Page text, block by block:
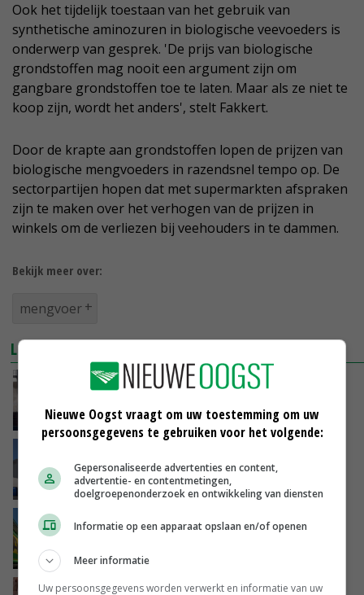
Ook het tijdelijk toestaan van het gebruik van
synthetische aminozuren in biologische veevoeders is
onderwerp van gesprek. 'De prijs van biologische
grondstoffen mag nooit een argument zijn om
gangbare grondstoffen toe te laten. Maar als ze niet te
koop zijn, wordt het anders', stelt Fakkert.
Door de krapte aan grondstoffen lopen de prijzen van
biologische mengvoeders in razendsnel tempo op. De
sectorpartijen hopen dat met supermarkten afspraken
zijn te maken over het verhogen van de prijzen in
winkels om de verliezen bij veehouders in te dammen.
Bekijk meer over:
mengvoer
LEES OOK
Stakingen in Spanje bedreigen voerzekerheid
18-03-2022
Diervoeders gaan samen verder
18-01-2022
Meer klanten en voer bij AgruniekRijnvallei
07-01-2022
Nieuwe Oogst vraagt om uw toestemming om uw
persoonsgegevens te gebruiken voor het volgende:
Gepersonaliseerde advertenties en content,
advertentie- en contentmetingen,
doelgroepenonderzoek en ontwikkeling van diensten
Informatie op een apparaat opslaan en/of openen
Meer informatie
Uw persoonsgegevens worden verwerkt en informatie van uw